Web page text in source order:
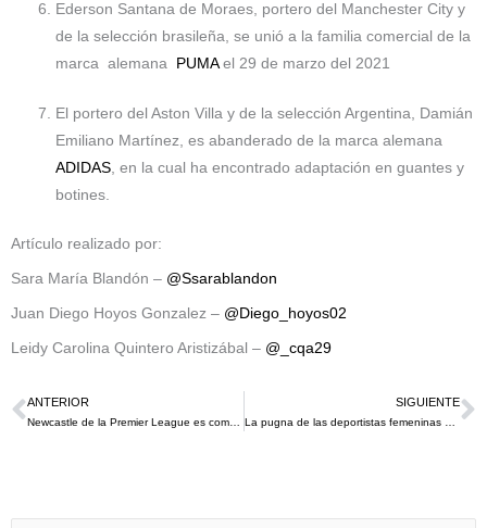
Ederson Santana de Moraes, portero del Manchester City y
de la selección brasileña, se unió a la familia comercial de la
marca alemana
PUMAel 29 de marzo del 2021
El portero del Aston Villa y de la selección Argentina, Damián
Emiliano Martínez, es abanderado de la marca alemana
ADIDAS , en la cual ha encontrado adaptación en guantes y
botines.
Artículo realizado por:
Sara María Blandón – @Ssarablandon
Juan Diego Hoyos Gonzalez – @Diego_hoyos02
Leidy Carolina Quintero Aristizábal – @_cqa29
Ant
ANTERIOR SIGUIENTE